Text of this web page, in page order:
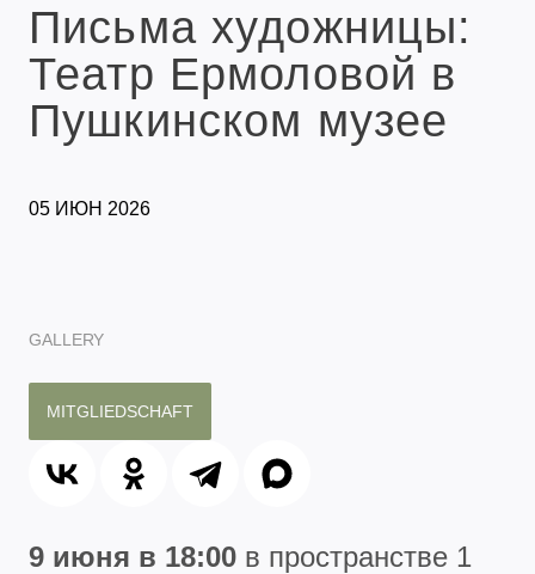
Письма художницы:
Театр Ермоловой в
Пушкинском музее
05 ИЮН 2026
GALLERY
MITGLIEDSCHAFT
9 июня в 18:00 в пространстве 1